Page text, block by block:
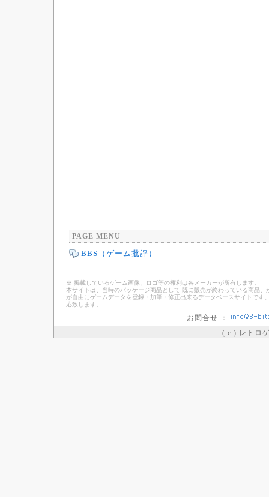
PAGE MENU
BBS（ゲーム批評）
※ 掲載しているゲーム画像、ロゴ等の権利は各メーカーが所有します。
本サイトは、当時のパッケージ商品として 既に販売が終わっている商品
が自由にゲームデータを登録・加筆・修正出来るデータベースサイトで
応致します。
お問合せ ：
( c ) レトロ